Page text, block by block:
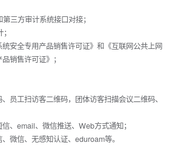
三方审计系统接口对接；
安全专用产品销售许可证》和《互联网公共上网
销售许可证》；
员工扫访客二维码，团体访客扫描会议二维码、
、email、微信推送、Web方式通知；
微信、无感知认证、eduroam等。